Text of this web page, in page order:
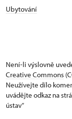
Ubytování
Není-li výslovně
Creative Commons
Neužívejte dílo
uvádějte odkaz na
ústav“